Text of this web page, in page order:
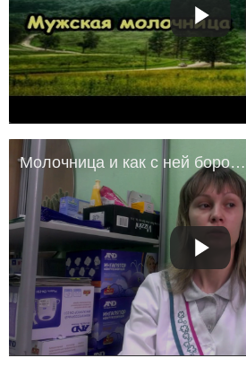
Молочница и как с ней бороться, лечение молочницы флюкостат флуконазол кандид б6 Пимафуцин